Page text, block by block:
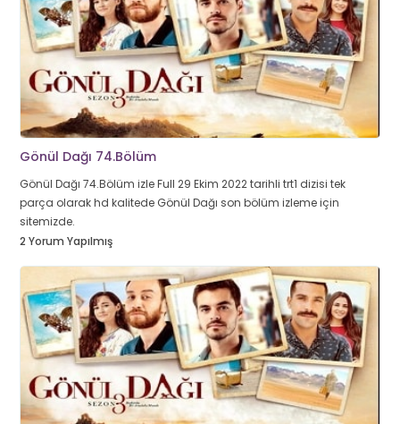
Gönül Dağı 74.Bölüm
Gönül Dağı 74.Bölüm izle Full 29 Ekim 2022 tarihli trt1 dizisi tek
parça olarak hd kalitede Gönül Dağı son bölüm izleme için
sitemizde.
2 Yorum Yapılmış